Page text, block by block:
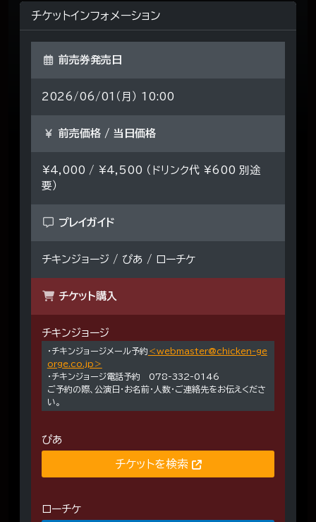
チケットインフォメーション
前売券発売日
2026/06/01（月） 10:00
前売価格 / 当日価格
¥4,000 / ¥4,500 （ドリンク代 ¥600 別途
要）
プレイガイド
チキンジョージ / ぴあ / ローチケ
チケット購入
チキンジョージ
・チキンジョージメール予約 ＜webmaster@chicken-ge
orge.co.jp＞
・チキンジョージ電話予約 078-332-0146
ご予約の際、公演日・お名前・人数・ご連絡先をお伝えくださ
い。
ぴあ
チケットを検索
ローチケ